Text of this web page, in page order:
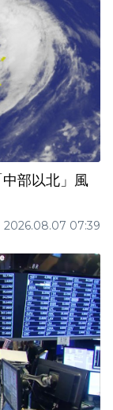
中部以北」風
2026.08.07 07:39